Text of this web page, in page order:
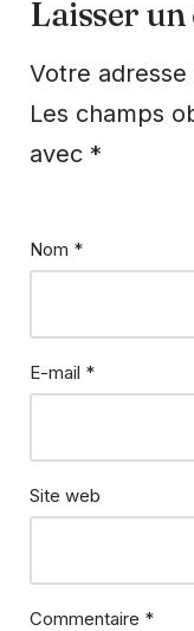
Laisser
Votre
Les champs
avec *
Nom *
E-mail *
Site web
Commentaire *